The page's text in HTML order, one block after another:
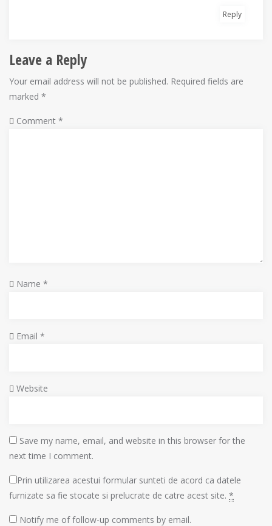
Reply
Leave a Reply
Your email address will not be published. Required fields are
marked *
Comment *
Name *
Email *
Website
Save my name, email, and website in this browser for the
next time I comment.
Prin utilizarea acestui formular sunteti de acord ca datele
furnizate sa fie stocate si prelucrate de catre acest site. *
Notify me of follow-up comments by email.